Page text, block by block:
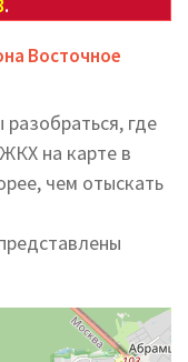
Восточное
где
на карте в
чем отыскать